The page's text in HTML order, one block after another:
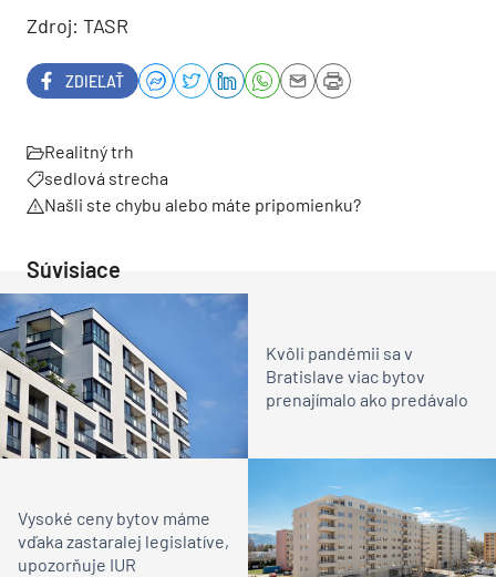
Zdroj: TASR
ZDIEĽAŤ
Realitný trh
sedlová strecha
Našli ste chybu alebo máte pripomienku?
Súvisiace
Kvôli pandémii sa v
Bratislave viac bytov
prenajímalo ako predávalo
Vysoké ceny bytov máme
vďaka zastaralej legislatíve,
upozorňuje IUR